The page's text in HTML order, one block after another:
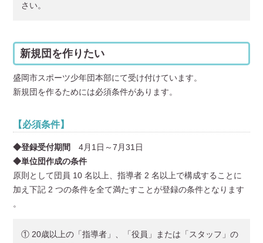
さい。
新規団を作りたい
盛岡市スポーツ少年団本部にて受け付けています。
新規団を作るためには必須条件があります。
【必須条件】
◆登録受付期間
4月1日～7月31日
◆単位団作成の条件
原則として団員 10 名以上、指導者 2 名以上で構成することに
加え下記 2 つの条件を全て満たすことが登録の条件となります
。
① 20歳以上の「指導者」、「役員」または「スタッフ」の